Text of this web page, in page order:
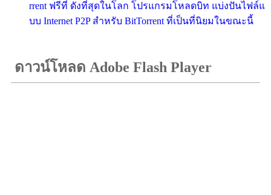
rrent ฟรีที่ ดังที่สุดในโลก โปรแกรมโหลดบิท แบ่งปันไฟล์แ
บบ Internet P2P สำหรับ BitTorrent ที่เป็นที่นิยมในขณะนี้
ดาวน์โหลด Adobe Flash Player